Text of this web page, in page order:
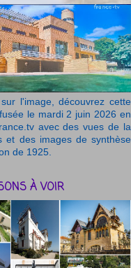
l'image, découvrez cette
le mardi 2 juin 2026 en
avec des vues de la
et des images de synthèse
de 1925.
À VOIR